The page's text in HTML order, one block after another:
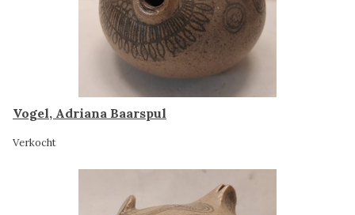
Vogel, Adriana Baarspul
Verkocht